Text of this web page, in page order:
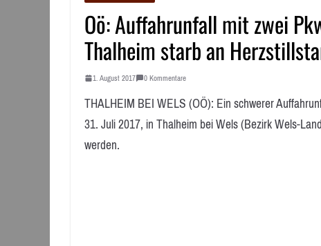
Oö: Auffahrunfall mit zwei
Thalheim starb an
1. August 2017 0 Kommentare
THALHEIM BEI WELS (OÖ): Ein schwerer
31. Juli 2017, in Thalheim bei Wels (Bezirk Wels-
werden.